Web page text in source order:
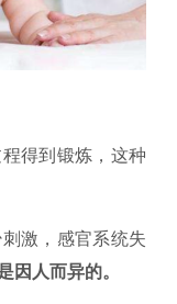
得到锻炼，这种
激，感官系统失
因人而异的。